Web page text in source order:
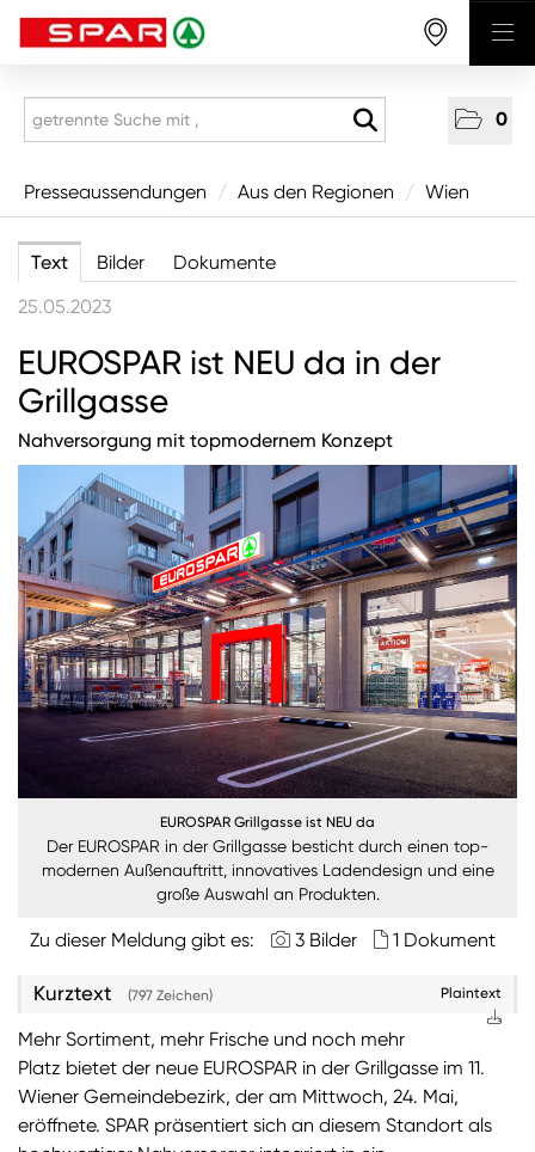
0
Presseaussendungen
Aus den Regionen
Tirol
Salzburg
Oberösterreich
Niederösterreich
Wien
Burgenland
Steiermark
Kärnten
Unternehmen
Nachhaltigkeit
ANMELDEN
Sie wollen unsere aktuellen Medienmitteilungen
automatisch per E-Mail erhalten? Dann tragen Sie
(Bitte beachten Sie, dass der Presseverteiler
Privatpersonen gedacht ist)
Zum Presseverteiler
Sie wollen Informationen über aktuelle Aktionen,
Produktneuheiten, attraktive Gewinnspiele uvm.
Presseaussendungen / Aus den Regionen / Wien
Text Bilder
Dokumente
25.05.2023
EUROSPAR ist NEU da in der
Grillgasse
Nahversorgung mit topmodernem Konzept
EUROSPAR Grillgasse ist NEU da
Der EUROSPAR in der Grillgasse besticht durch einen top-
modernen Außenauftritt, innovatives Ladendesign und eine
große Auswahl an Produkten.
Zu dieser Meldung gibt es: 3 Bilder 1 Dokument
Kurztext (797 Zeichen) Plaintext
Mehr Sortiment, mehr Frische und noch mehr
Platz bietet der neue EUROSPAR in der Grillgasse im 11.
Wiener Gemeindebezirk, der am Mittwoch, 24. Mai,
eröffnete. SPAR präsentiert sich an diesem Standort als